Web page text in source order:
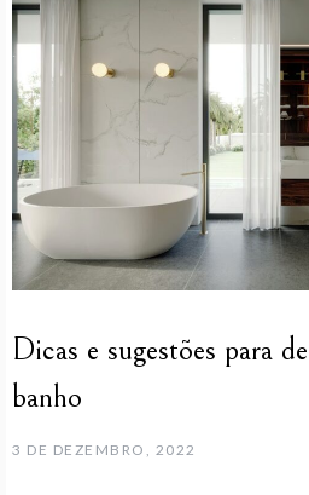
Dicas e sugestões para
banho
3 DE DEZEMBRO, 2022